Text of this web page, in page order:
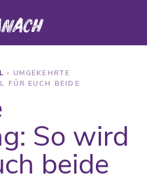
› UMGEKEHRTE
FÜR EUCH BEIDE
So wird
beide